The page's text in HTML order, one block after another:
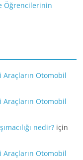
Öğrencilerinin
Araçların Otomobil
Araçların Otomobil
nedir? için
Araçların Otomobil